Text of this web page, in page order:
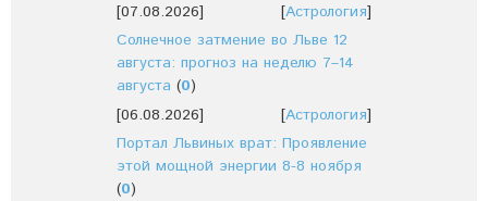
[07.08.2026]
[Астрология]
Солнечное затмение во Льве 12
августа: прогноз на неделю 7–14
августа (0)
[06.08.2026]
[Астрология]
Портал Львиных врат: Проявление
этой мощной энергии 8-8 ноября
(0)